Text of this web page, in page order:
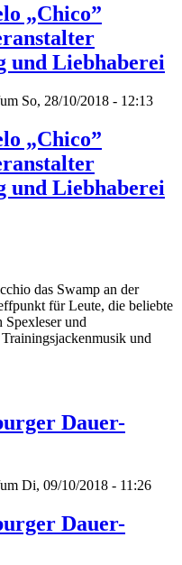
„Chico”
und Liebhaberei
So, 28/10/2018 - 12:13
„Chico”
und Liebhaberei
das Swamp an der
für Leute, die beliebte
Spexleser und
und
Dauer-
Di, 09/10/2018 - 11:26
Dauer-